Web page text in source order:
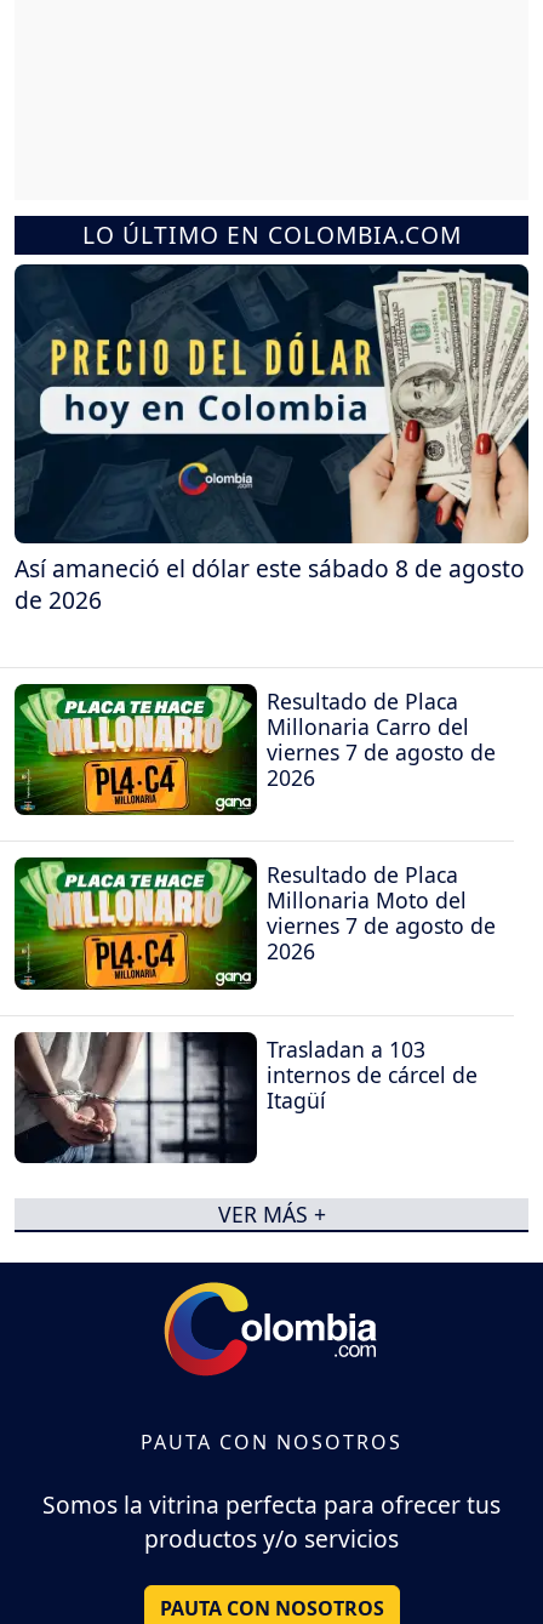
LO ÚLTIMO EN COLOMBIA.COM
Así amaneció el dólar este sábado 8 de agosto
de 2026
Resultado de Placa
Millonaria Carro del
viernes 7 de agosto de
2026
Resultado de Placa
Millonaria Moto del
viernes 7 de agosto de
2026
Trasladan a 103
internos de cárcel de
Itagüí
VER MÁS +
PAUTA CON NOSOTROS
Somos la vitrina perfecta para ofrecer tus
productos y/o servicios
PAUTA CON NOSOTROS